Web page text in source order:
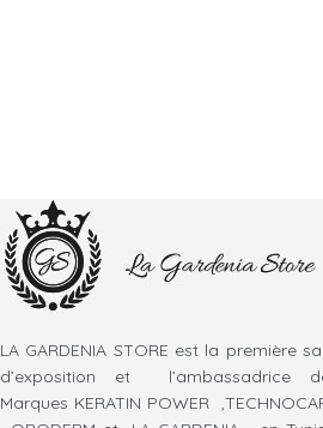
LA GARDENIA STORE est la première
d’exposition et l’ambassadrice
Marques KERATIN POWER